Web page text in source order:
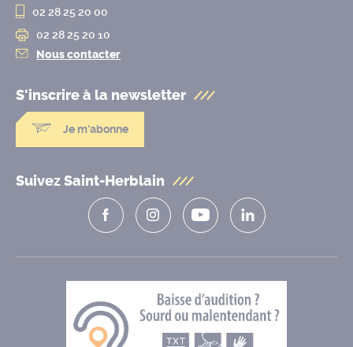
02 28 25 20 00
02 28 25 20 10
Nous contacter
S'inscrire à la newsletter
Je m'abonne
Suivez Saint-Herblain